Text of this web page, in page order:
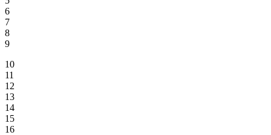
6
7
8
9
10
11
12
13
14
15
16